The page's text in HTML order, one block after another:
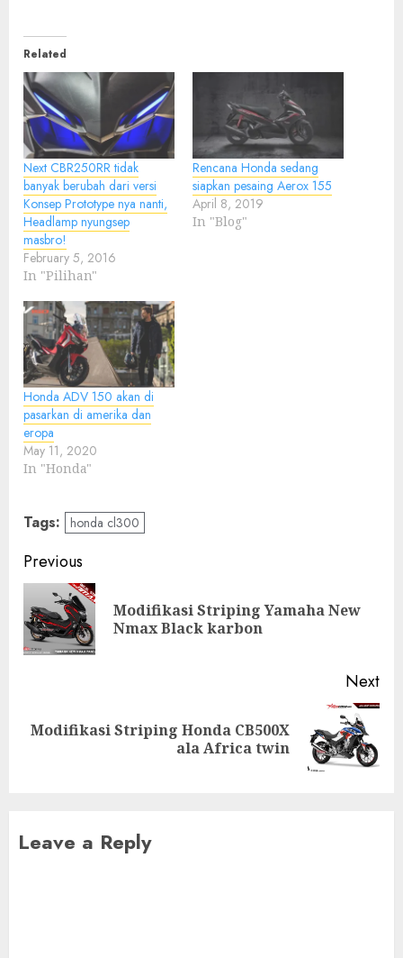
Related
Next CBR250RR tidak
banyak berubah dari versi
Konsep Prototype nya nanti,
Headlamp nyungsep
masbro!
February 5, 2016
In "Pilihan"
Rencana Honda sedang
siapkan pesaing Aerox 155
April 8, 2019
In "Blog"
Honda ADV 150 akan di
pasarkan di amerika dan
eropa
May 11, 2020
In "Honda"
Tags: honda cl300
Post
navigation
Previous
Modifikasi Striping Yamaha New
Nmax Black karbon
Next
Next
Modifikasi Striping Honda CB500X
ala Africa twin
Leave a Reply